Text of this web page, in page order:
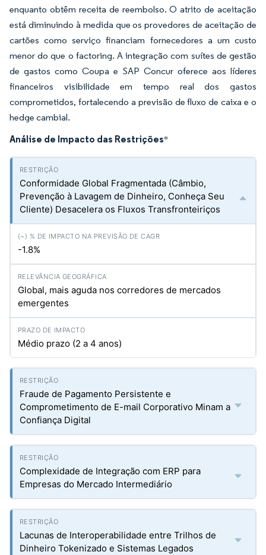
enquanto obtêm receita de reembolso. O atrito de aceitação
está diminuindo à medida que os provedores de aceitação de
cartões como serviço financiam fornecedores a um custo
menor do que o factoring. A integração com suítes de gestão
de gastos como Coupa e SAP Concur oferece aos líderes
financeiros visibilidade em tempo real dos gastos
comprometidos, fortalecendo a previsão de fluxo de caixa e o
hedge cambial.
Análise de Impacto das Restrições*
Conformidade Global Fragmentada (Câmbio,
Prevenção à Lavagem de Dinheiro, Conheça Seu
Cliente) Desacelera os Fluxos Transfronteiriços
-1.8%
Global, mais aguda nos corredores de mercados
emergentes
Médio prazo (2 a 4 anos)
Fraude de Pagamento Persistente e
Comprometimento de E-mail Corporativo Minam a
Confiança Digital
Complexidade de Integração com ERP para
Empresas do Mercado Intermediário
Lacunas de Interoperabilidade entre Trilhos de
Dinheiro Tokenizado e Sistemas Legados